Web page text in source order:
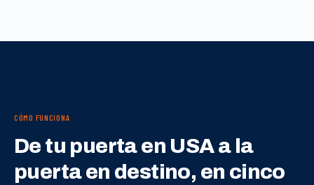
CÓMO FUNCIONA
De tu puerta en USA a la
puerta en destino, en cinco